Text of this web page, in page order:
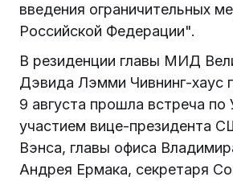
введения ограничительных
Российской Федерации".
В резиденции главы МИД
Дэвида Лэмми Чивнинг-хаус
9 августа прошла встреча по
участием вице-президента
Вэнса, главы офиса
Андрея Ермака, секретаря